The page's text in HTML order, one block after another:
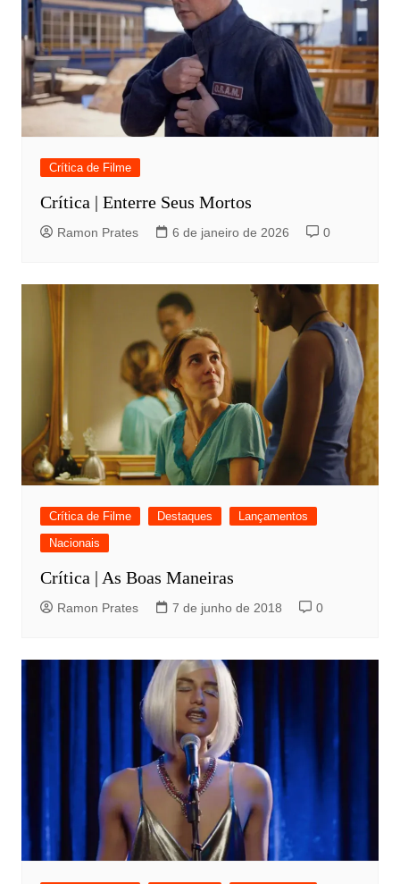
Crítica de Filme
Crítica | Enterre Seus Mortos
Ramon Prates 6 de janeiro de 2026 0
Crítica de Filme Destaques
Lançamentos
Nacionais
Crítica | As Boas Maneiras
Ramon Prates 7 de junho de 2018 0